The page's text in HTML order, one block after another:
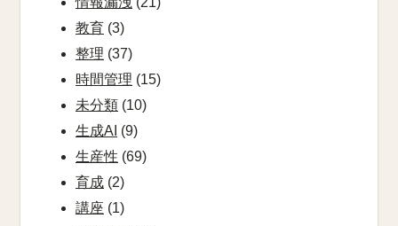
教育 (3)
整理 (37)
時間管理 (15)
未分類 (10)
生成AI (9)
生産性 (69)
育成 (2)
講座 (1)